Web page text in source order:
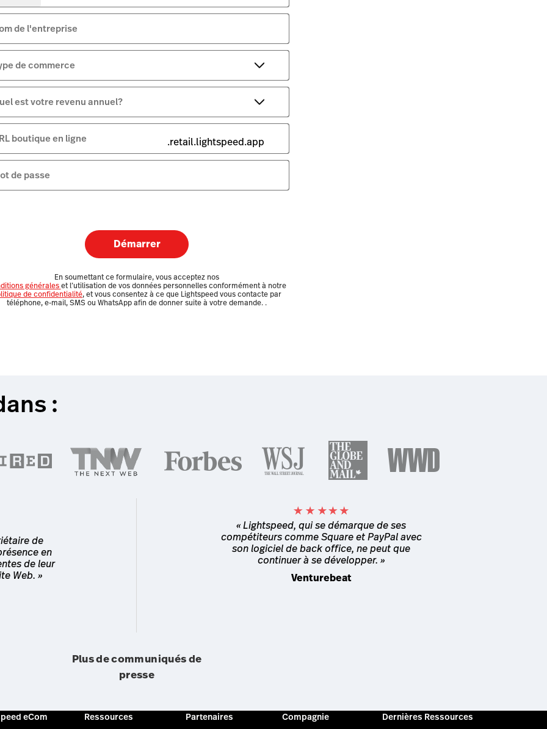
de l'entreprise
de commerce
est votre revenu annuel?
.retail.lightspeed.app
boutique en ligne
de passe
Démarrer
En soumettant ce formulaire, vous acceptez nos
généraleset l’utilisation de vos données personnelles conformément à notre
de confidentialité, et vous consentez à ce que Lightspeed vous contacte par
téléphone, e-mail, SMS ou WhatsApp afin de donner suite à votre demande. .
:
de
en
de leur
Web. »
« Lightspeed, qui se démarque de ses
compétiteurs comme Square et PayPal avec
son logiciel de back office, ne peut que
continuer à se développer. »
Venturebeat
Plus de communiqués de
presse
eCom Ressources Partenaires Compagnie Dernières Ressources